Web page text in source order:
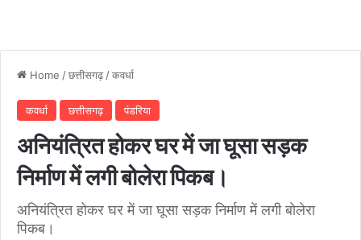
Home /छत्तीसगढ़ /कवर्धा
कवर्धा छत्तीसगढ़ पंडरिया
अनियंत्रित होकर घर में जा घूसा सड़क
निर्माण में लगी बोलेरा पिकब।
अनियंत्रित होकर घर में जा घूसा सड़क निर्माण में लगी बोलेरा
पिकब।